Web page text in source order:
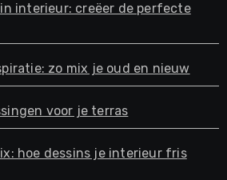
interieur: creëer de perfecte
zo mix je oud en nieuw
voor je terras
hoe dessins je interieur fris